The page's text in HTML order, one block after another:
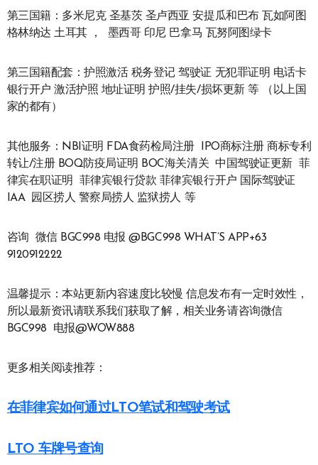
第三国籍：多米尼克 圣基茨 圣卢西亚 安提瓜和巴布 瓦如阿图
格林纳达 土耳其 ， 墨西哥 印尼 巴拿马 瓦努阿图绿卡
第三国籍配套：护照激活 税务登记 驾驶证 无犯罪证明 电话卡
银行开户 激活护照 地址证明 护照/挂失/损坏更新 等 （以上国
家的都有）
其他服务：NBI证明 FDA食药检局注册 IPO商标注册 商标专利
转让/注册 BOQ防疫局证明 BOC海关清关 中国驾驶证更新 菲
律宾在职证明 菲律宾银行贷款 菲律宾银行开户 国际驾驶证
IAA 园区捞人 警察局捞人 监狱捞人 等
咨询 微信 BGC998 电报 @BGC998 WHAT’S APP+63
9120912222
温馨提示：本站更新内容速度比较慢 信息发布有一定时效性，
所以最新资讯请联系我们获取了解，相关业务请咨询微信
BGC998 电报@WOW888
更多相关阅读推荐：
在菲律宾如何通过LTO笔试和驾驶考试
LTO 车牌号查询